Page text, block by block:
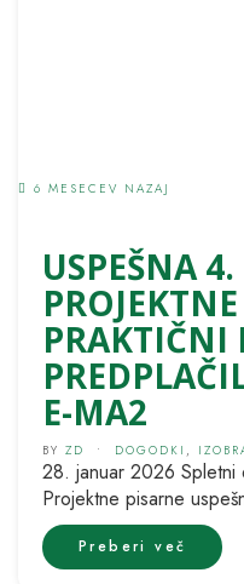
6 MESECEV NAZAJ
USPEŠNA
PRAKTIČNI
E-MA2
BY ZD • DOGODKI ,
28. januar 2026 Spletni
Projektne pisarne
ki je bila v...
Preberi več